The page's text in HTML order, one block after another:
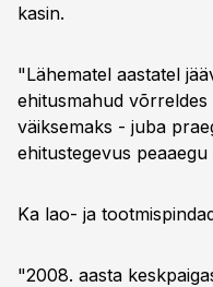
kasin.
"Lähematel aastatel
ehitusmahud
väiksemaks - juba
ehitustegevus
Ka lao- ja
"2008. aasta